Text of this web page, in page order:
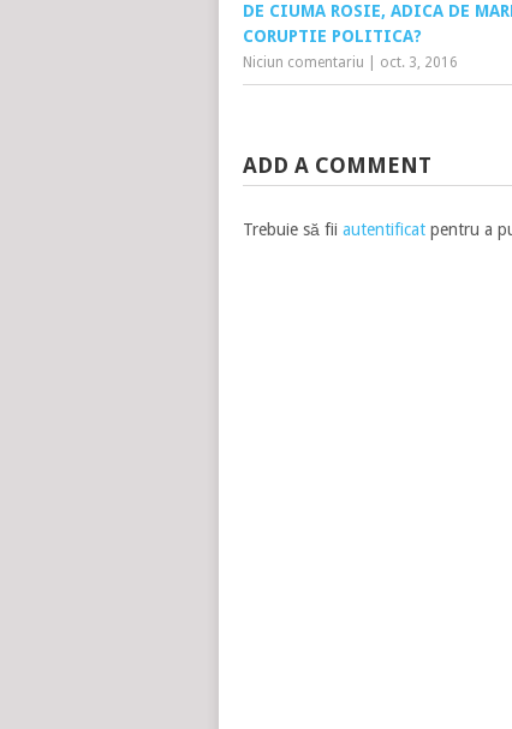
DE CIUMA ROSIE, ADICA DE
CORUPTIE POLITICA?
Niciun comentariu oct. 3, 2016
ADD A COMMENT
Trebuie să fii autentificat pentru a